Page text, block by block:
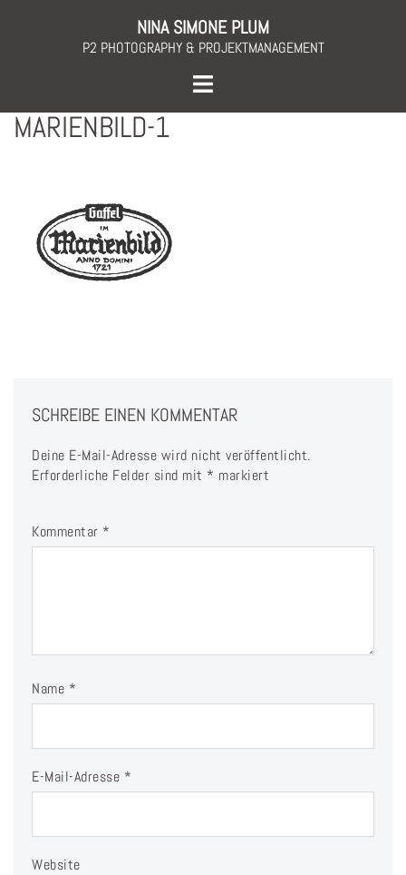
NINA SIMONE PLUM
P2 PHOTOGRAPHY & PROJEKTMANAGEMENT
Toggle
menu
MARIENBILD-1
SCHREIBE EINEN KOMMENTAR
Deine E-Mail-Adresse wird nicht veröffentlicht.
Erforderliche Felder sind mit * markiert
Kommentar *
Name *
E-Mail-Adresse *
Website